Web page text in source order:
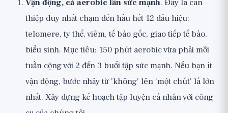
Vận động, cả aerobic lẫn sức mạnh. Đây là can
thiệp duy nhất chạm đến hầu hết 12 dấu hiệu:
telomere, ty thể, viêm, tế bào gốc, giao tiếp tế bào,
biểu sinh. Mục tiêu: 150 phút aerobic vừa phải mỗi
tuần cộng với 2 đến 3 buổi tập sức mạnh. Nếu bạn ít
vận động, bước nhảy từ 'không' lên 'một chút' là lớn
nhất. Xây dựng kế hoạch tập luyện cá nhân với công